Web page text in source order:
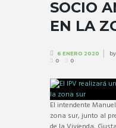
SOCIO
EN LA
6 ENERO 2020 by
0 0
El intendente
zona sur, junto al